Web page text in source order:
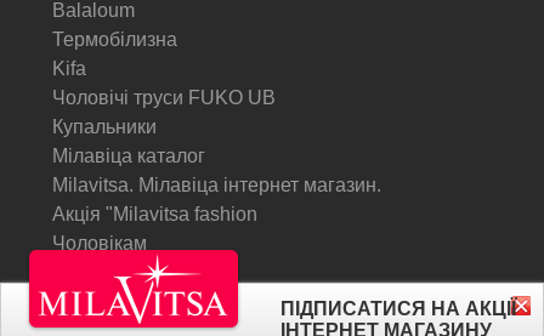
Balaloum
Термобілизна
Kifa
Чоловічі труси FUKO UB
Купальники
Мілавіца каталог
Milavitsa. Мілавіца інтернет магазин.
Акція "Milavitsa fashion
Чоловікам
ПІДПИСАТИСЯ НА АКЦІЇ
ІНТЕРНЕТ МАГАЗИНУ
© Milavitsa.